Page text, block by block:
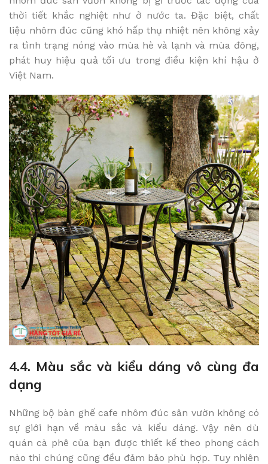
thời tiết khắc nghiệt như ở nước ta. Đặc biệt, chất
liệu nhôm đúc cũng khó hấp thụ nhiệt nên không xảy
ra tình trạng nóng vào mùa hè và lạnh và mùa đông,
phát huy hiệu quả tối ưu trong điều kiện khí hậu ở
Việt Nam.
4.4. Màu sắc và kiểu dáng vô cùng đa
dạng
Những bộ bàn ghế cafe nhôm đúc sân vườn không có
sự giới hạn về màu sắc và kiểu dáng. Vậy nên dù
quán cà phê của bạn được thiết kế theo phong cách
nào thì chúng cũng đều đảm bảo phù hợp. Tuy nhiên